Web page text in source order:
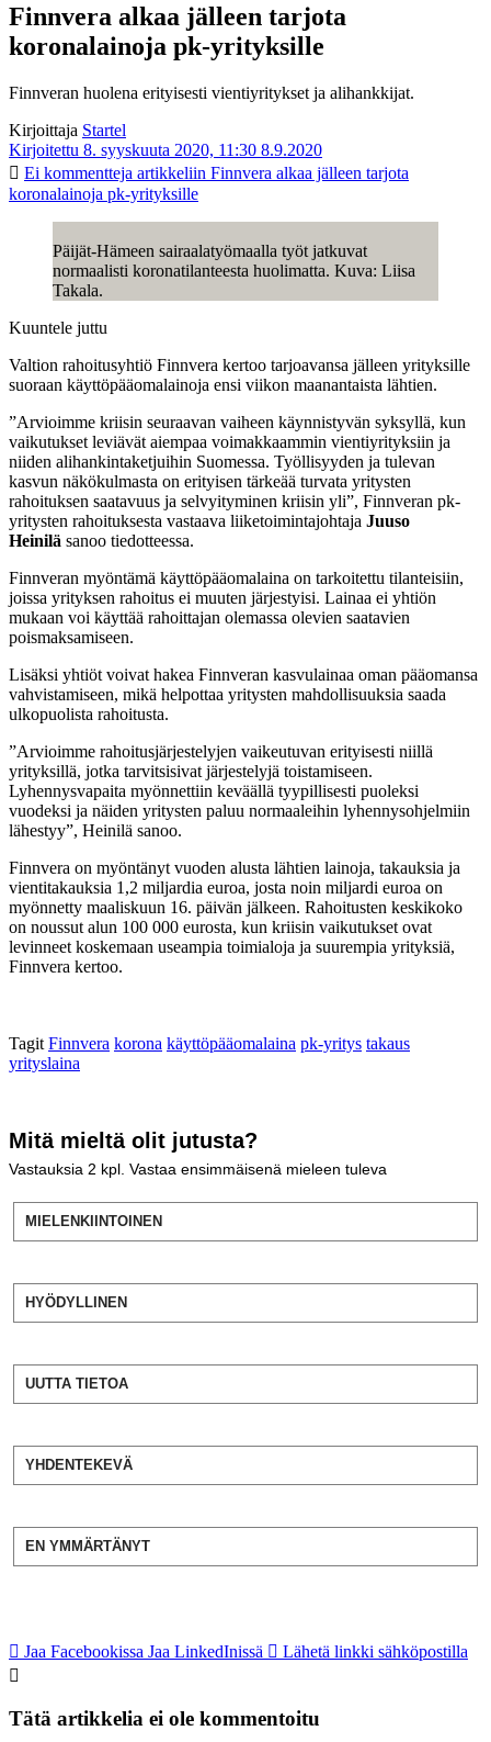
Finnvera alkaa jälleen tarjota
koronalainoja pk-yrityksille
Finnveran huolena erityisesti vientiyritykset ja alihankkijat.
Kirjoittaja Startel
Kirjoitettu 8. syyskuuta 2020, 11:30 8.9.2020
Ei kommentteja artikkeliin Finnvera alkaa jälleen tarjota
koronalainoja pk-yrityksille
Päijät-Hämeen sairaalatyömaalla työt jatkuvat
normaalisti koronatilanteesta huolimatta. Kuva: Liisa
Takala.
Kuuntele juttu
Valtion rahoitusyhtiö Finnvera kertoo tarjoavansa jälleen yrityksille
suoraan käyttöpääomalainoja ensi viikon maanantaista lähtien.
”Arvioimme kriisin seuraavan vaiheen käynnistyvän syksyllä, kun
vaikutukset leviävät aiempaa voimakkaammin vientiyrityksiin ja
niiden alihankintaketjuihin Suomessa. Työllisyyden ja tulevan
kasvun näkökulmasta on erityisen tärkeää turvata yritysten
rahoituksen saatavuus ja selvyityminen kriisin yli”, Finnveran pk-
yritysten rahoituksesta vastaava liiketoimintajohtaja Juuso
Heinilä sanoo tiedotteessa.
Finnveran myöntämä käyttöpääomalaina on tarkoitettu tilanteisiin,
joissa yrityksen rahoitus ei muuten järjestyisi. Lainaa ei yhtiön
mukaan voi käyttää rahoittajan olemassa olevien saatavien
poismaksamiseen.
Lisäksi yhtiöt voivat hakea Finnveran kasvulainaa oman pääomansa
vahvistamiseen, mikä helpottaa yritysten mahdollisuuksia saada
ulkopuolista rahoitusta.
”Arvioimme rahoitusjärjestelyjen vaikeutuvan erityisesti niillä
yrityksillä, jotka tarvitsisivat järjestelyjä toistamiseen.
Lyhennysvapaita myönnettiin keväällä tyypillisesti puoleksi
vuodeksi ja näiden yritysten paluu normaaleihin lyhennysohjelmiin
lähestyy”, Heinilä sanoo.
Finnvera on myöntänyt vuoden alusta lähtien lainoja, takauksia ja
vientitakauksia 1,2 miljardia euroa, josta noin miljardi euroa on
myönnetty maaliskuun 16. päivän jälkeen. Rahoitusten keskikoko
on noussut alun 100 000 eurosta, kun kriisin vaikutukset ovat
levinneet koskemaan useampia toimialoja ja suurempia yrityksiä,
Finnvera kertoo.
Tagit Finnvera korona käyttöpääomalaina pk-yritys takaus
yrityslaina
Mitä mieltä olit jutusta?
Vastauksia 2 kpl. Vastaa ensimmäisenä mieleen tuleva
MIELENKIINTOINEN
HYÖDYLLINEN
UUTTA TIETOA
YHDENTEKEVÄ
EN YMMÄRTÄNYT
Jaa Facebookissa Jaa LinkedInissä Lähetä linkki sähköpostilla
Tätä artikkelia ei ole kommentoitu